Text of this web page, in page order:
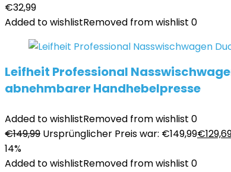
€32,99
Added to wishlistRemoved from wishlist 0
Leifheit Professional
abnehmbarer Handhebelpresse
Added to wishlistRemoved from wishlist 0
€149,99 Ursprünglicher Preis war: €149,99€
14%
Added to wishlistRemoved from wishlist 0